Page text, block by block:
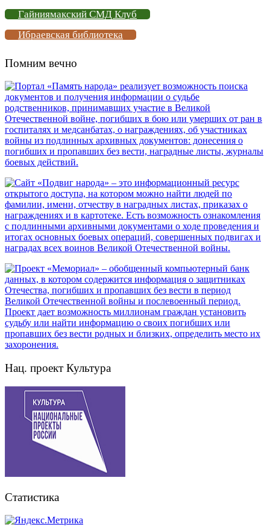
Гайниямакский СМД Клуб
Ибраевская библиотека
Помним вечно
Нац. проект Культура
Статистика